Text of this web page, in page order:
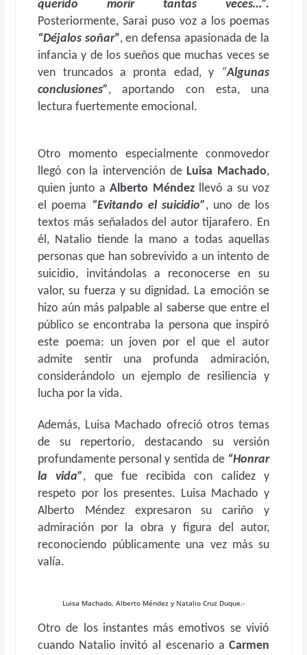
querido morir tantas veces…”.
Posteriormente, Sarai puso voz a los poemas
“Déjalos soñar”, en defensa apasionada de la
infancia y de los sueños que muchas veces se
ven truncados a pronta edad, y
“Algunas
conclusiones”, aportando con esta, una
lectura fuertemente emocional.
Otro momento especialmente conmovedor
llegó con la intervención de Luisa Machado,
quien junto aAlberto Méndezllevó a su voz
el poema “Evitando el suicidio”, uno de los
textos más señalados del autor tijarafero. En
él, Natalio tiende la mano a todas aquellas
personas que han sobrevivido a un intento de
suicidio, invitándolas a reconocerse en su
valor, su fuerza y su dignidad. La emoción se
hizo aún más palpable al saberse que entre el
público se encontraba la persona que inspiró
este poema: un joven por el que el autor
admite sentir una profunda admiración,
considerándolo un ejemplo de resiliencia y
lucha por la vida.
Además, Luisa Machado ofreció otros temas
de su repertorio, destacando su versión
profundamente personal y sentida de “Honrar
la vida”, que fue recibida con calidez y
respeto por los presentes. Luisa Machado y
Alberto Méndez expresaron su cariño y
admiración por la obra y figura del autor,
reconociendo públicamente una vez más su
valía.
Luisa Machado, Alberto Méndez y Natalio Cruz Duque.-
Otro de los instantes más emotivos se vivió
cuando Natalio invitó al escenario a Carmen